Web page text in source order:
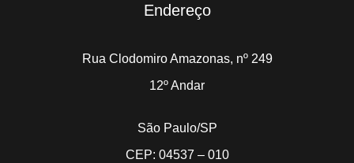
Endereço
Rua Clodomiro Amazonas, nº 249
12º Andar
São Paulo/SP
CEP: 04537 – 010